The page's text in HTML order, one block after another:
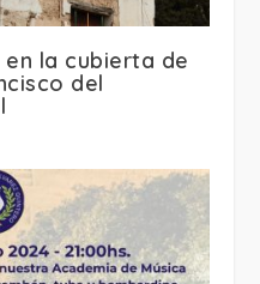
la cubierta de
del